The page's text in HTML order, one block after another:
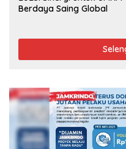
Berdaya Saing Global